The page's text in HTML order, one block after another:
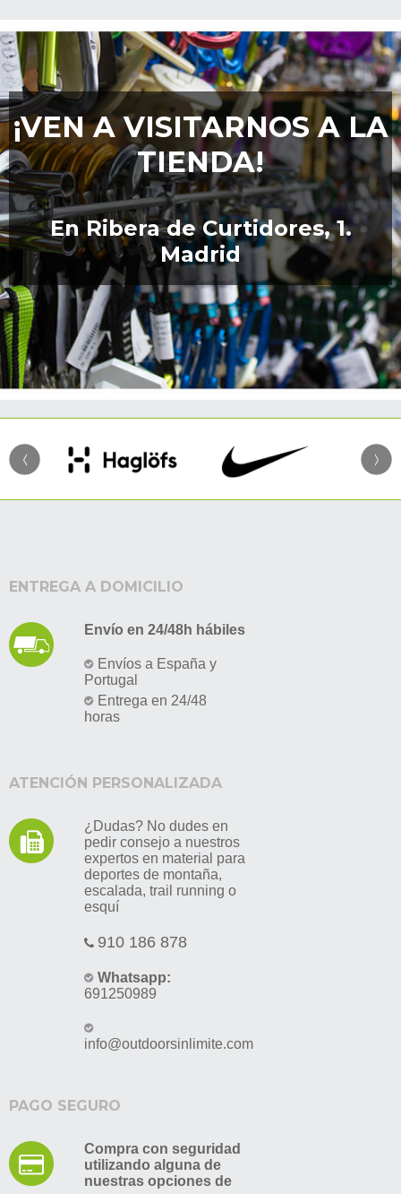
¡VEN A VISITARNOS A LA
TIENDA!
En Ribera de Curtidores, 1.
Madrid
ENTREGA A DOMICILIO
Envío en 24/48h hábiles
Envíos a España y
Portugal
Entrega en 24/48
horas
ATENCIÓN PERSONALIZADA
¿Dudas? No dudes en
pedir consejo a nuestros
expertos en material para
deportes de montaña,
escalada, trail running o
esquí
910 186 878
Whatsapp:
691250989
info@outdoorsinlimite.com
PAGO SEGURO
Compra con seguridad
utilizando alguna de
nuestras opciones de